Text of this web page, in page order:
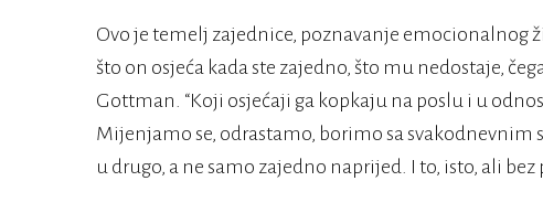
Ovo je temelj zajednice, poznavanje emocionalnog
što on osjeća kada ste zajedno, što mu nedostaje,
Gottman. “Koji osjećaji ga kopkaju na poslu i u
Mijenjamo se, odrastamo, borimo sa svakodnevnim
u drugo, a ne samo zajedno naprijed. I to, isto, ali bez